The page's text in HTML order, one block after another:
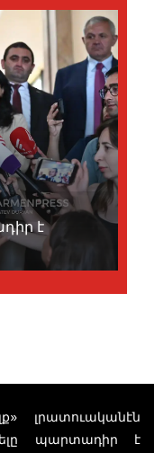
է
լրատուականէն
պարտադիր է